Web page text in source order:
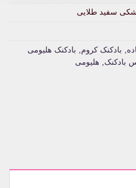
, بادکنک کروم, بادکنک هلیومی
بادکنک, هلیومی